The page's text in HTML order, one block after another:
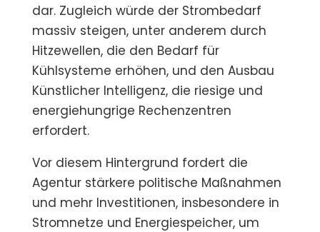
dar. Zugleich würde der Strombedarf
massiv steigen, unter anderem durch
Hitzewellen, die den Bedarf für
Kühlsysteme erhöhen, und den Ausbau
Künstlicher Intelligenz, die riesige und
energiehungrige Rechenzentren
erfordert.
Vor diesem Hintergrund fordert die
Agentur stärkere politische Maßnahmen
und mehr Investitionen, insbesondere in
Stromnetze und Energiespeicher, um